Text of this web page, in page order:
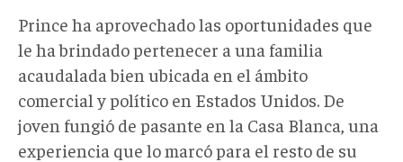
Prince ha aprovechado las oportunidades que
le ha brindado pertenecer a una familia
acaudalada bien ubicada en el ámbito
comercial y político en Estados Unidos. De
joven fungió de pasante en la Casa Blanca, una
experiencia que lo marcó para el resto de su